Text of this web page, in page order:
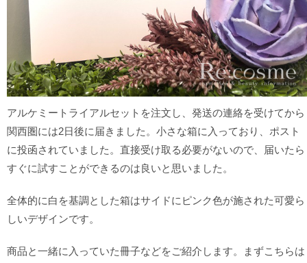
アルケミートライアルセットを注文し、発送の連絡を受けてから
関西圏には2日後に届きました。小さな箱に入っており、ポスト
に投函されていました。直接受け取る必要がないので、届いたら
すぐに試すことができるのは良いと思いました。
全体的に白を基調とした箱はサイドにピンク色が施された可愛ら
しいデザインです。
商品と一緒に入っていた冊子などをご紹介します。まずこちらは